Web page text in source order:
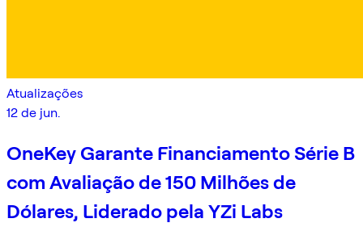
Atualizações
12 de jun.
OneKey Garante Financiamento Série B
com Avaliação de 150 Milhões de
Dólares, Liderado pela YZi Labs